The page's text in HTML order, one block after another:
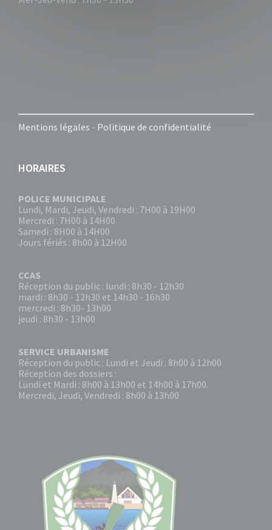
Mentions légales - Politique de confidentialité
HORAIRES
POLICE MUNICIPALE
Lundi, Mardi, Jeudi, Vendredi : 7H00 à 19H00
Mercredi : 7H00 à 14H00
Samedi : 8H00 à 14H00
Jours fériés : 8h00 à 12H00
CCAS
Réception du public : lundi : 8h30 - 12h30
mardi : 8h30 - 12h30 et 14h30 - 16h30
mercredi : 8h30- 13h00
jeudi : 8h30 - 13h00
SERVICE URBANISME
Réception du public : Lundi et Jeudi : 8h00 à 12h00
Réception des dossiers :
Lundi et Mardi : 8h00 à 13h00 et 14h00 à 17h00.
Mercredi, Jeudi, Vendredi : 8h00 à 13h00